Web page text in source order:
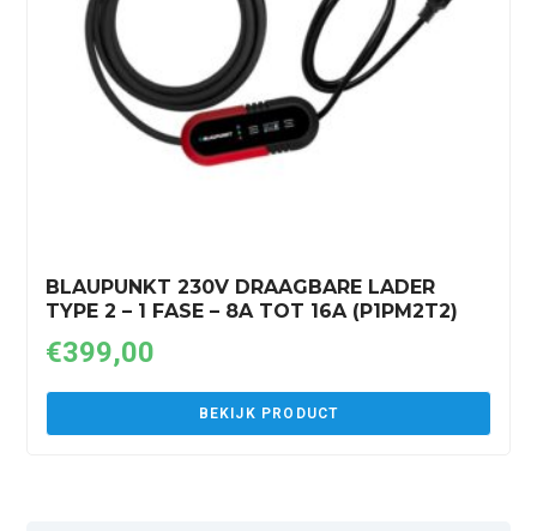
BLAUPUNKT 230V DRAAGBARE LADER
TYPE 2 – 1 FASE – 8A TOT 16A (P1PM2T2)
€399,00
BEKIJK PRODUCT